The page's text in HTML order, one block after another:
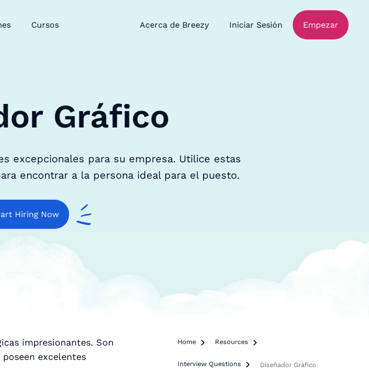
Cursos Acerca de Breezy Iniciar Sesión Empezar
Gráfico
excepcionales para su empresa. Utilice estas
encontrar a la persona ideal para el puesto.
Hiring Now
impresionantes. Son
excelentes
Home  Resources 
Interview Questions  Diseñador Gráfico